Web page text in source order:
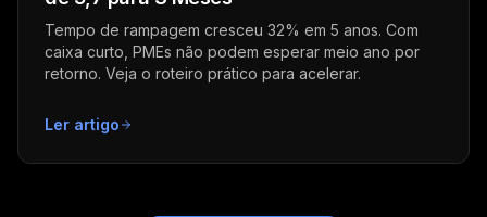
Tempo de rampagem cresceu 32% em 5 anos. Com
caixa curto, PMEs não podem esperar meio ano por
retorno. Veja o roteiro prático para acelerar.
Ler artigo